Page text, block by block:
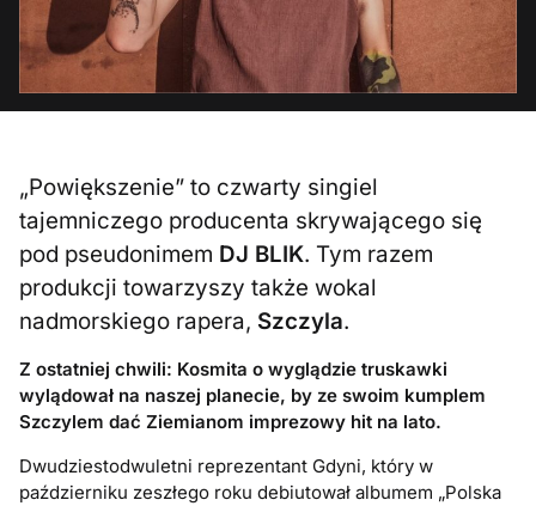
„Powiększenie” to czwarty singiel
tajemniczego producenta skrywającego się
pod pseudonimem DJ BLIK. Tym razem
produkcji towarzyszy także wokal
nadmorskiego rapera, Szczyla.
Z ostatniej chwili: Kosmita o wyglądzie truskawki
wylądował na naszej planecie, by ze swoim kumplem
Szczylem dać Ziemianom imprezowy hit na lato.
Dwudziestodwuletni reprezentant Gdyni, który w
październiku zeszłego roku debiutował albumem „Polska